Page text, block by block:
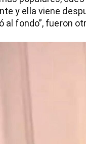
y ella viene
al fondo”, fueron